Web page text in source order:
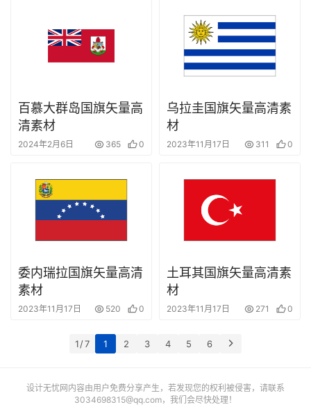
百慕大群岛国旗矢量高
清素材
2024年2月6日 365 0
乌拉圭国旗矢量高清素
材
2023年11月17日 311 0
委内瑞拉国旗矢量高清
素材
2023年11月17日 520 0
土耳其国旗矢量高清素
材
2023年11月17日 271 0
1 / 7 1 2 3 4 5 6
设计无忧网内容由用户免费分享产生，若发现您的权利被侵害，请联系
3034698315@qq.com，我们会尽快处理！